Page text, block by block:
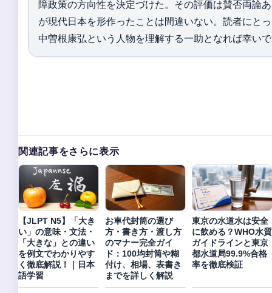
障政策の方向性を決定づけた。その評価は賛否両論
が現代日本を形作ったことは間違いない。読者にと
中曽根康弘という人物を理解する一助となれば幸い
関連記事をさらに表示
【JLPT N5】「大き
い」の意味・文法・
「大きな」との違い
を例文でわかりやす
く徹底解説！｜日本
語学習
お車代封筒の選び
方・書き方・渡し方
のマナー完全ガイ
ド：100均封筒や糊
付け、相場、表書き
までを詳しく解説
東京の水道水は安全
に飲める？WHO水質
ガイドラインと東京
都水道局99.9%合格
率を徹底検証